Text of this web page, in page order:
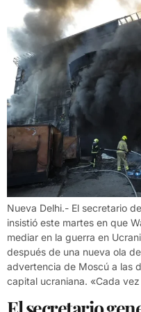
Nueva Delhi.- El secretario
insistió este martes en que
mediar en la guerra en
después de una nueva ola
advertencia de Moscú a las
capital ucraniana. «Cada